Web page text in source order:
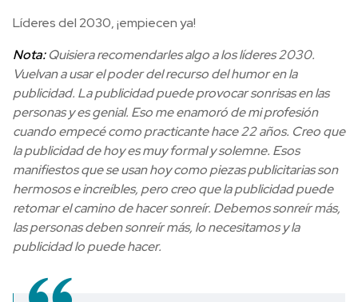
Líderes del 2030, ¡empiecen ya!
Nota:Quisiera recomendarles algo a los líderes 2030.
Vuelvan a usar el poder del recurso del humor en la
publicidad. La publicidad puede provocar sonrisas en las
personas y es genial. Eso me enamoró de mi profesión
cuando empecé como practicante hace 22 años. Creo que
la publicidad de hoy es muy formal y solemne. Esos
manifiestos que se usan hoy como piezas publicitarias son
hermosos e increíbles, pero creo que la publicidad puede
retomar el camino de hacer sonreír. Debemos sonreír más,
las personas deben sonreír más, lo necesitamos y la
publicidad lo puede hacer.